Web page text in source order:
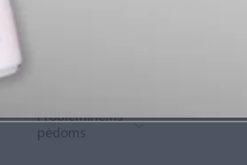
Probleminėms
pėdoms